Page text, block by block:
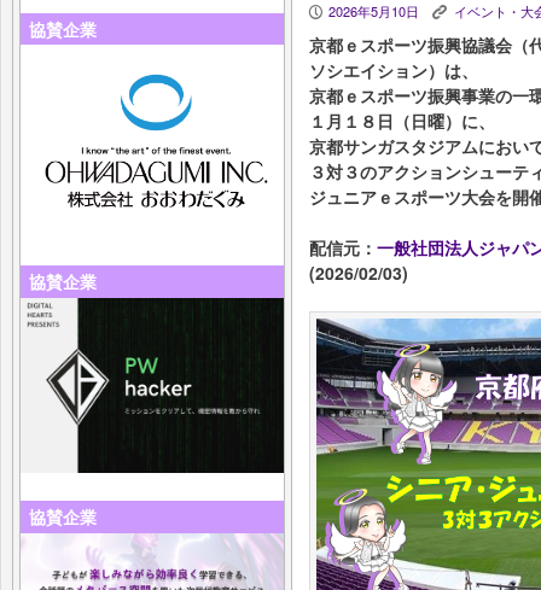
協賛企業
協賛企業
協賛企業
P 2026年5月10日 K イベント・大
京都ｅスポーツ振興協議会（
ソシエイション）は、
京都ｅスポーツ振興事業の一
１月１８日（日曜）に、
京都サンガスタジアムにおい
３対３のアクションシューテ
ジュニアｅスポーツ大会を開
配信元： 一般社団法人ジャパ
(2026/02/03)